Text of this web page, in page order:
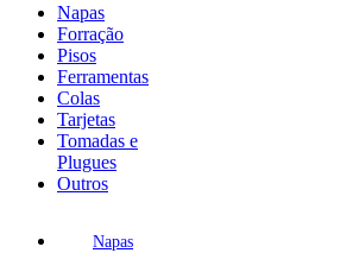
Napas
Forração
Pisos
Ferramentas
Colas
Tarjetas
Tomadas e
Plugues
Outros
Napas